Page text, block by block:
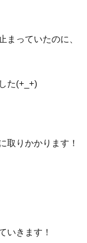
まっていたのに、
た(+_+)
取りかかります！
いきます！